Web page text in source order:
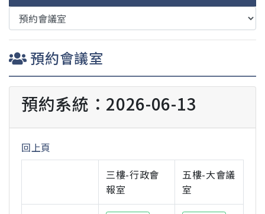
預約會議室
預約系統：2026-06-13
回上頁
三樓-行政會
報室
五樓-大會議
室